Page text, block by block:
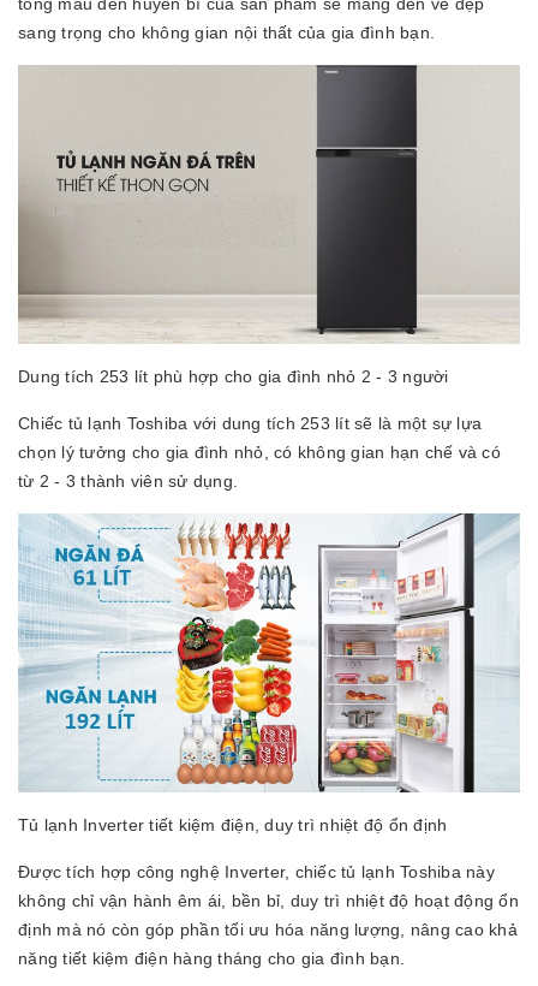
sang trọng cho không gian nội thất của gia đình bạn.
Dung tích 253 lít phù hợp cho gia đình nhỏ 2 - 3 người
Chiếc tủ lạnh Toshiba với dung tích 253 lít sẽ là một sự lựa
chọn lý tưởng cho gia đình nhỏ, có không gian hạn chế và có
từ 2 - 3 thành viên sử dụng.
Tủ lạnh Inverter tiết kiệm điện, duy trì nhiệt độ ổn định
Được tích hợp công nghệ Inverter, chiếc tủ lạnh Toshiba này
không chỉ vận hành êm ái, bền bỉ, duy trì nhiệt độ hoạt động ổn
định mà nó còn góp phần tối ưu hóa năng lượng, nâng cao khả
năng tiết kiệm điện hàng tháng cho gia đình bạn.